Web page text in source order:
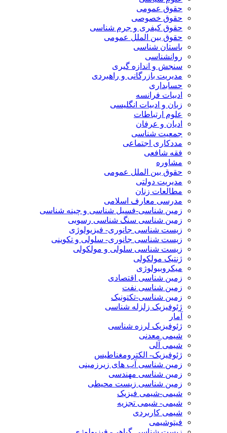
حقوق عمومی
حقوق خصوصی
حقوق کیفری و جرم شناسی
حقوق بین الملل عمومی
باستان شناسی
روانشناسی
سنجش و اندازه گیری
مدیریت بازرگانی و راهبردی
حسابداری
ادبیات فرانسه
زبان و ادبیات انگلیسی
علوم ارتباطات
ادیان و عرفان
جمعیت شناسی
مددکاری اجتماعی
فقه شافعی
مشاوره
حقوق بین الملل عمومی
مدیریت دولتی
مطالعات زنان
مدرسی معارف اسلامی
زمین شناسی-فسیل شناسی و چینه شناسی
زمین شناسی سنگ شناسی رسوبی
زیست شناسی جانوری- فیزیولوژی
زیست شناسی جانوری- سلولی و تکوینی
زیست شناسی سلولی و مولکولی
ژنتیک مولکولی
میکروبیولوژی
زمین شناسی اقتصادی
زمین شناسی نفت
زمین شناسی-تکتونیک
ژئوفیزیک زلزله شناسی
آمار
ژئوفیزیک لرزه شناسی
شیمی معدنی
شیمی آلی
ژئوفیزیک- الکترومغناطیس
زمین شناسی آب های زیرزمینی
زمین شناسی مهندسی
زمین شناسی زیست محیطی
شیمی-شیمی فیزیک
شیمی- شیمی تجزیه
شیمی کاربردی
فیتوشیمی